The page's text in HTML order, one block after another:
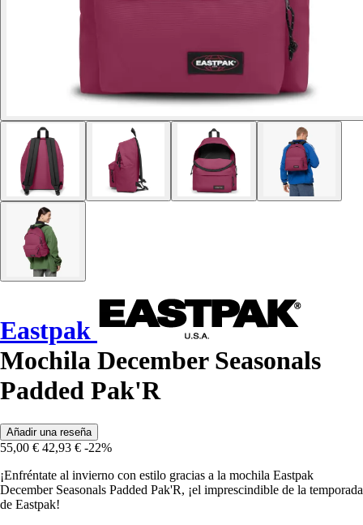
Eastpak
Mochila December Seasonals
Padded Pak'R
Añadir una reseña
55,00 € 42,93 € -22%
¡Enfréntate al invierno con estilo gracias a la mochila Eastpak
December Seasonals Padded Pak'R, ¡el imprescindible de la temporada
de Eastpak!